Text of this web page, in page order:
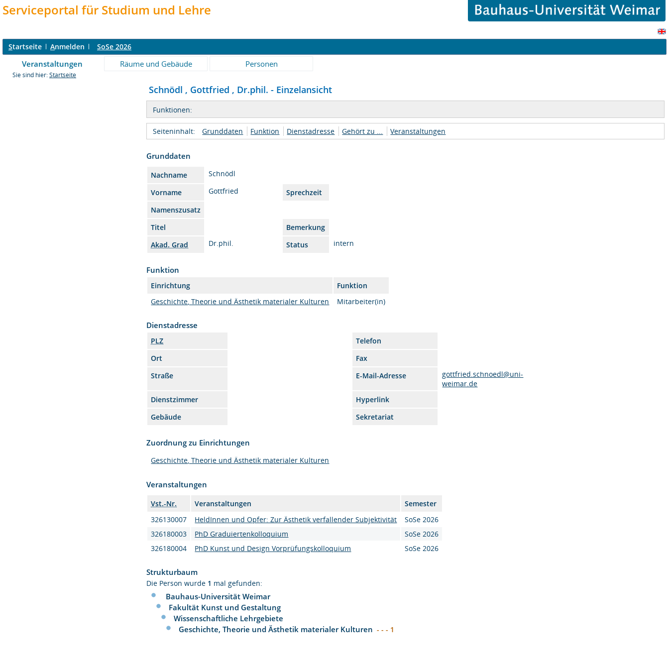
Serviceportal für Studium und Lehre
Startseite Anmelden SoSe 2026
Veranstaltungen Räume und Gebäude Personen
Sie sind hier: Startseite
Schnödl , Gottfried , Dr.phil. - Einzelansicht
Funktionen:
Seiteninhalt: Grunddaten Funktion Dienstadresse Gehört zu ... Veranstaltungen
Grunddaten
Nachname
Schnödl
Vorname
Gottfried
Sprechzeit
Namenszusatz
Titel
Bemerkung
Akad. Grad
Dr.phil. Status intern
Funktion
Einrichtung
Funktion
Geschichte, Theorie und Ästhetik materialer Kulturen
Mitarbeiter(in)
Dienstadresse
PLZ
Telefon
Ort
Fax
Straße
E-Mail-Adresse
gottfried.schnoedl@uni-
weimar.de
Dienstzimmer
Hyperlink
Gebäude
Sekretariat
Zuordnung zu Einrichtungen
Geschichte, Theorie und Ästhetik materialer Kulturen
Veranstaltungen
Vst.-Nr. Veranstaltungen
Semester
326130007
HeldInnen und Opfer: Zur Ästhetik verfallender Subjektivität
SoSe 2026
326180003
PhD Graduiertenkolloquium
SoSe 2026
326180004
PhD Kunst und Design Vorprüfungskolloquium SoSe 2026
Strukturbaum
Die Person wurde 1 mal gefunden:
Bauhaus-Universität Weimar
Fakultät Kunst und Gestaltung
Wissenschaftliche Lehrgebiete
Geschichte, Theorie und Ästhetik materialer Kulturen - - - 1